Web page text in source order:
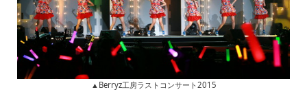
▲Berryz工房ラストコンサート2015